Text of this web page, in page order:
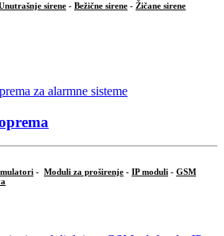
sirene - Bežične sirene - Žičane sirene
- Moduli za proširenje - IP moduli - GSM